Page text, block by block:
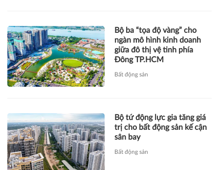
Bộ ba “tọa độ vàng” cho
ngàn mô hình kinh doanh
giữa đô thị vệ tinh phía
Đông TP.HCM
Bất động sản
Bộ tứ động lực gia tăng giá
trị cho bất động sản kế cận
sân bay
Bất động sản